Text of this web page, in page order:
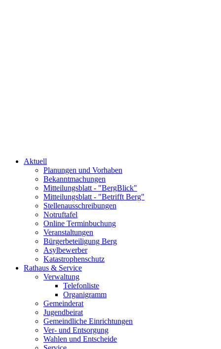
Aktuell
Planungen und Vorhaben
Bekanntmachungen
Mitteilungsblatt - "BergBlick"
Mitteilungsblatt - "Betrifft Berg"
Stellenausschreibungen
Notruftafel
Online Terminbuchung
Veranstaltungen
Bürgerbeteiligung Berg
Asylbewerber
Katastrophenschutz
Rathaus & Service
Verwaltung
Telefonliste
Organigramm
Gemeinderat
Jugendbeirat
Gemeindliche Einrichtungen
Ver- und Entsorgung
Wahlen und Entscheide